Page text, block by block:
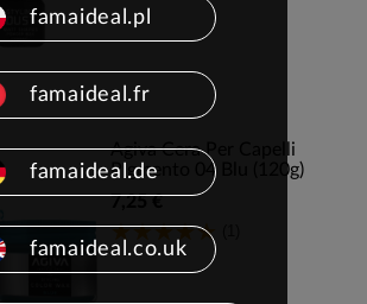
Agiva Cera Per Capelli
Pigmento 04 Blu (120g)
7,25 €
famaideal.pl
famaideal.fr
famaideal.de
famaideal.co.uk